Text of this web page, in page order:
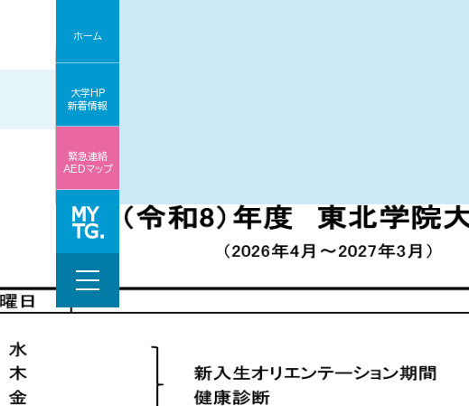
ホーム
大学HP
新着情報
緊急連絡
AEDマップ